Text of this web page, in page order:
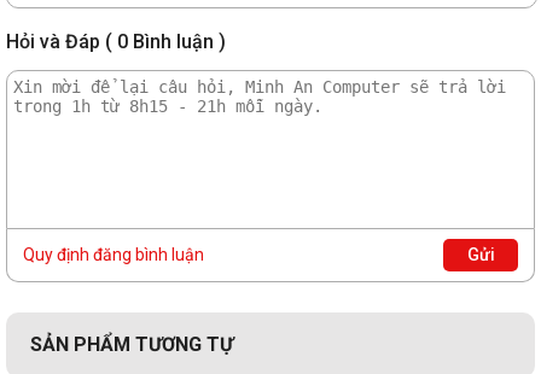
rộng
Ổ đĩa quang
Không có
Kích thước màn
hình
15.6 inch
Độ phân giải
Hỏi và Đáp ( 0 Bình luận )
Quy định đăng bình luận Gửi
SẢN PHẨM TƯƠNG TỰ